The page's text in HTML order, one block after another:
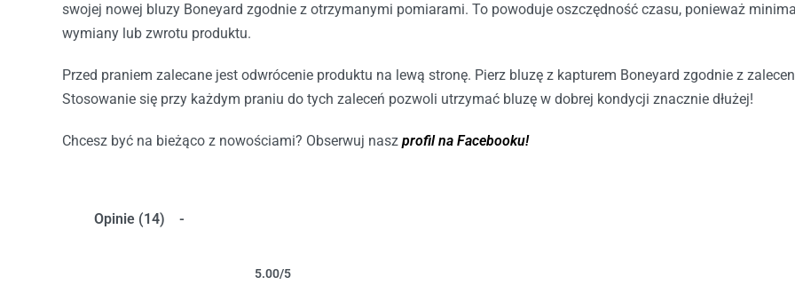
swojej nowej bluzy Boneyard zgodnie z otrzymanymi pomiarami. To powoduje oszczędność czasu, ponieważ
wymiany lub zwrotu produktu.
Przed praniem zalecane jest odwrócenie produktu na lewą stronę. Pierz bluzę z kapturem Boneyard zgodnie z
Stosowanie się przy każdym praniu do tych zaleceń pozwoli utrzymać bluzę w dobrej kondycji znacznie dłużej!
Chcesz być na bieżąco z nowościami? Obserwuj nasz profil na Facebooku!
Opinie (14)
5.00/5